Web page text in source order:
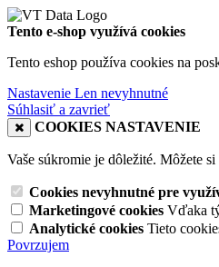
Tento e-shop využívá cookies
Tento eshop používa cookies na
Nastavenie Len nevyhnutné
Súhlasiť a zavrieť
COOKIES NASTAVENIE
Vaše súkromie je dôležité. Môžete
Cookies nevyhnutné pre
Marketingové cookies Vďaka
Analytické cookies Tieto
Povrzujem